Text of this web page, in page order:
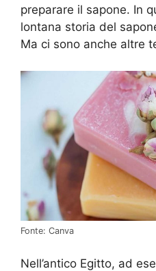
preparare il sapone. In
lontana storia del
Ma ci sono anche altre
Fonte: Canva
Nell’antico Egitto, ad